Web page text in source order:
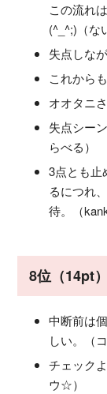
この流れ
(^_^;)（な
失点しな
これから
オオタニ
失点シー
らべる）
3点とも止
るにつれ
待。（
8位（14pt
中断前は
しい。（
チェック
ウ☆）